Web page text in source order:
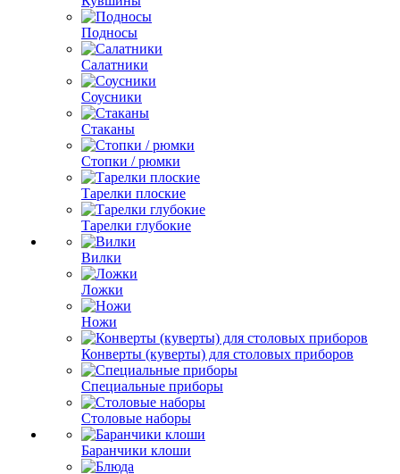
Подносы
Салатники
Соусники
Стаканы
Стопки / рюмки
Тарелки плоские
Тарелки глубокие
Вилки
Ложки
Ножи
Конверты (куверты) для столовых приборов
Специальные приборы
Столовые наборы
Баранчики клоши